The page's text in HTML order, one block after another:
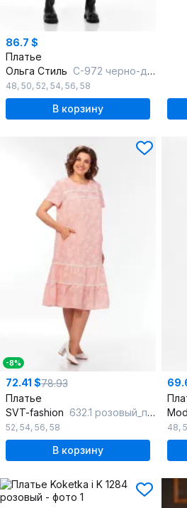
86.7 $
Платье
Ольга Стиль С-972 черно-дымчато_розовый
48, 50, 52, 54, 56, 58
В корзину
-8%
72.41 $78.93
Платье
SVT-fashion 632.1 розовый_персик
52, 54, 56, 58
В корзину
48,